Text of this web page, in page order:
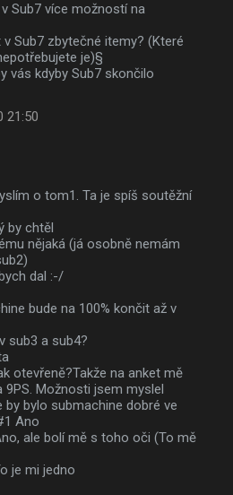
Sub7 více možností na
v Sub7 zbytečné itemy? (Které
je)§
vás kdyby Sub7 skončilo
21:50
o tom1. Ta je spíš soutěžní
by chtěl
nějaká (já osobně nemám
dal :-/
bude na 100% končit až v
sub3 a sub4?
otevřeně?Takže na anket mě
9PS. Možnosti jsem myslel
by bylo submachine dobré ve
Ano
ale bolí mě s toho oči (To mě
je mi jedno